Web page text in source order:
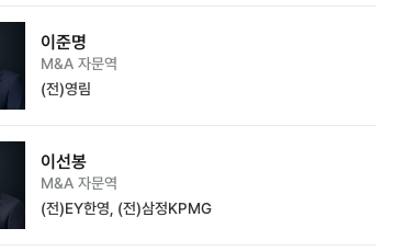
이준명
M&A 자문역
(전)영림
이선봉
M&A 자문역
(전)EY한영, (전)삼정KPMG